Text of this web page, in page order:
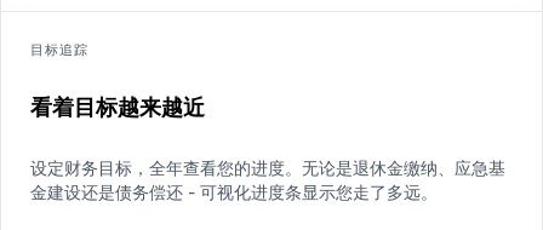
目标追踪
看着目标越来越近
设定财务目标，全年查看您的进度。无论是退休金缴纳、应急基
金建设还是债务偿还 - 可视化进度条显示您走了多远。